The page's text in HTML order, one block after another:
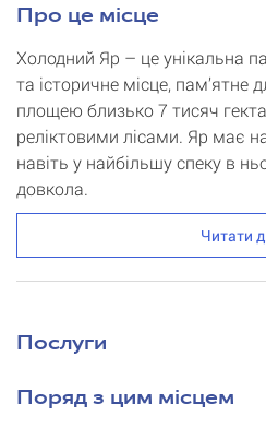
Про це місце
Холодний Яр – це унікальна
та історичне місце, пам’ятне
площею близько 7 тисяч
реліктовими лісами. Яр має
навіть у найбільшу спеку в
довкола.
Читати
Послуги
Поряд з цим місцем